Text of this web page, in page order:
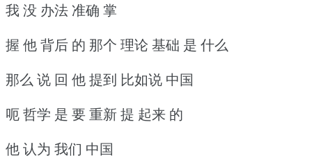
我 没 办法 准确 掌
握 他 背后 的 那个 理论 基础 是 什么
那么 说 回 他 提到 比如说 中国
呃 哲学 是 要 重新 提 起来 的
他 认为 我们 中国